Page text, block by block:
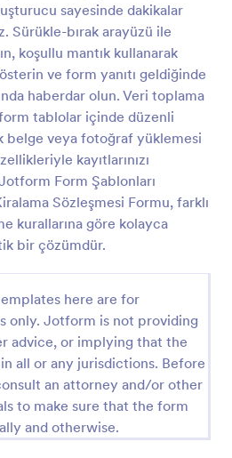
sayesinde dakikalar
Sürükle-bırak arayüzü ile
koşullu mantık kullanarak
ve form yanıtı geldiğinde
haberdar olun. Veri toplama
tablolar içinde düzenli
belge veya fotoğraf yüklemesi
kayıtlarınızı
Form Şablonları
Sözleşmesi Formu, farklı
kurallarına göre kolayca
bir çözümdür.
here are for
only. Jotform is not providing
advice, or implying that the
all or any jurisdictions. Before
an attorney and/or other
to make sure that the form
and otherwise.
ile anahtar devirlerini Jotform
kaydedin, veri toplama
form gönderimi kayıtlarını tek
yönetimi, emlak ve
kolaylaştırın.
Kullan